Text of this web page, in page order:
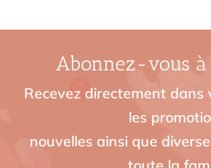
Abonnez-vous à
Recevez directement dans
les
nouvelles ainsi que